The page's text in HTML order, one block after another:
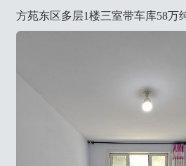
方苑东区多层1楼三室带车库58万